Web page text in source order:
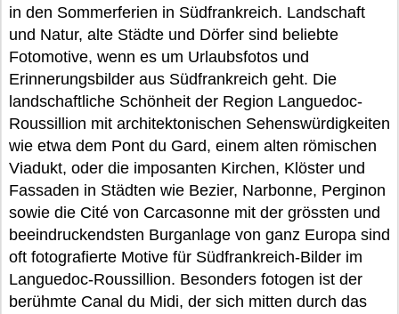
in den Sommerferien in Südfrankreich. Landschaft
und Natur, alte Städte und Dörfer sind beliebte
Fotomotive, wenn es um Urlaubsfotos und
Erinnerungsbilder aus Südfrankreich geht. Die
landschaftliche Schönheit der Region Languedoc-
Roussillion mit architektonischen Sehenswürdigkeiten
wie etwa dem Pont du Gard, einem alten römischen
Viadukt, oder die imposanten Kirchen, Klöster und
Fassaden in Städten wie Bezier, Narbonne, Perginon
sowie die Cité von Carcasonne mit der grössten und
beeindruckendsten Burganlage von ganz Europa sind
oft fotografierte Motive für Südfrankreich-Bilder im
Languedoc-Roussillion. Besonders fotogen ist der
berühmte Canal du Midi, der sich mitten durch das